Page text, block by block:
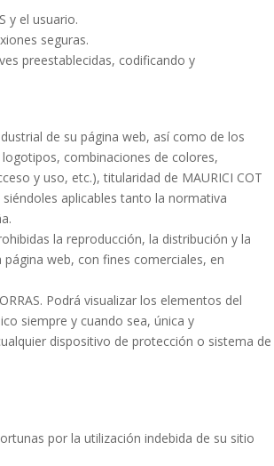
y el usuario.
seguras.
preestablecidas, codificando y
de su página web, así como de los
combinaciones de colores,
y uso, etc.), titularidad de MAURICI COT
aplicables tanto la normativa
la reproducción, la distribución y la
web, con fines comerciales, en
Podrá visualizar los elementos del
siempre y cuando sea, única y
dispositivo de protección o sistema de
por la utilización indebida de su sitio